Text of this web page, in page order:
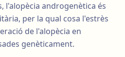
l'alopècia androgenètica és
per la qual cosa l'estrès
de l'alopècia en
genèticament.